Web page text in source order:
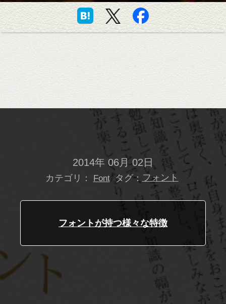
2014年 06月 02日
カテゴリ： Font タグ： フォント
フォントが持つ様々な特徴